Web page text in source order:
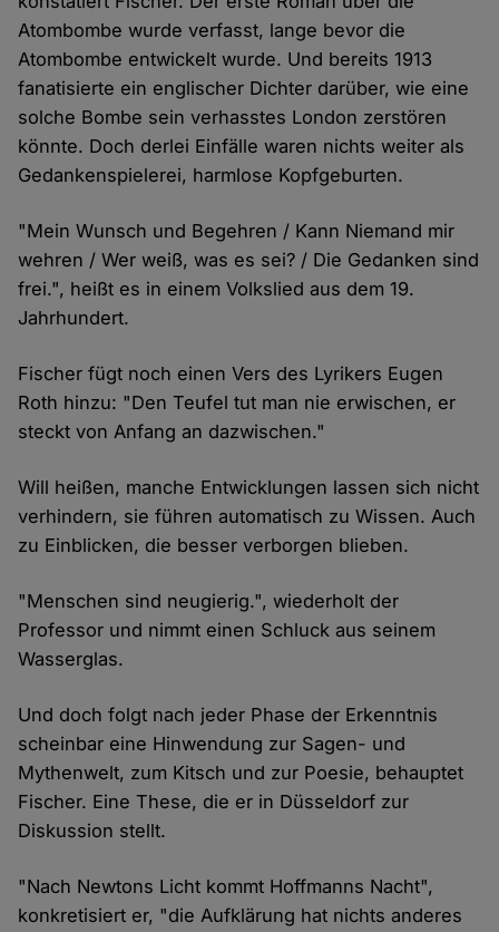
Atombombe wurde verfasst, lange bevor die
Atombombe entwickelt wurde. Und bereits 1913
fanatisierte ein englischer Dichter darüber, wie eine
solche Bombe sein verhasstes London zerstören
könnte. Doch derlei Einfälle waren nichts weiter als
Gedankenspielerei, harmlose Kopfgeburten.
"Mein Wunsch und Begehren / Kann Niemand mir
wehren / Wer weiß, was es sei? / Die Gedanken sind
frei.", heißt es in einem Volkslied aus dem 19.
Jahrhundert.
Fischer fügt noch einen Vers des Lyrikers Eugen
Roth hinzu: "Den Teufel tut man nie erwischen, er
steckt von Anfang an dazwischen."
Will heißen, manche Entwicklungen lassen sich nicht
verhindern, sie führen automatisch zu Wissen. Auch
zu Einblicken, die besser verborgen blieben.
"Menschen sind neugierig.", wiederholt der
Professor und nimmt einen Schluck aus seinem
Wasserglas.
Und doch folgt nach jeder Phase der Erkenntnis
scheinbar eine Hinwendung zur Sagen- und
Mythenwelt, zum Kitsch und zur Poesie, behauptet
Fischer. Eine These, die er in Düsseldorf zur
Diskussion stellt.
"Nach Newtons Licht kommt Hoffmanns Nacht",
konkretisiert er, "die Aufklärung hat nichts anderes